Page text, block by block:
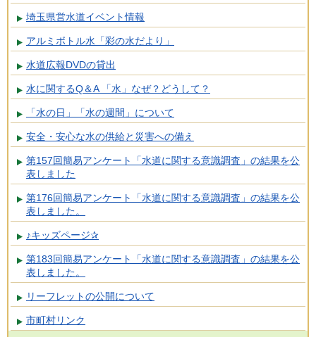
埼玉県営水道イベント情報
アルミボトル水「彩の水だより」
水道広報DVDの貸出
水に関するQ＆A 「水」なぜ？どうして？
「水の日」「水の週間」について
安全・安心な水の供給と災害への備え
第157回簡易アンケート「水道に関する意識調査」の結果を公
表しました
第176回簡易アンケート「水道に関する意識調査」の結果を公
表しました。
♪キッズページ✰
第183回簡易アンケート「水道に関する意識調査」の結果を公
表しました。
リーフレットの公開について
市町村リンク